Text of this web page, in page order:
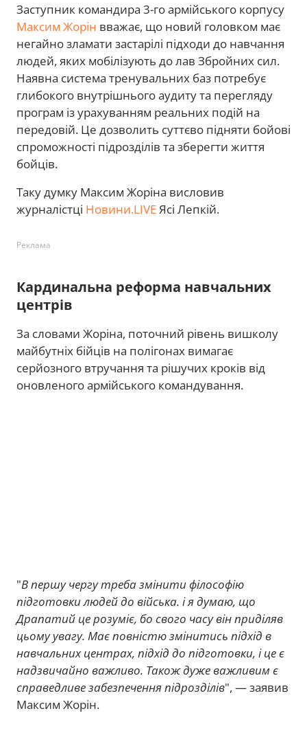
Заступник командира 3-го армійського корпусу
Максим Жорін вважає, що новий головком має
негайно зламати застарілі підходи до навчання
людей, яких мобілізують до лав Збройних сил.
Наявна система тренувальних баз потребує
глибокого внутрішнього аудиту та перегляду
програм із урахуванням реальних подій на
передовій. Це дозволить суттєво підняти бойові
спроможності підрозділів та зберегти життя
бойців.
Таку думку Максим Жоріна висловив
журналістці Новини.LIVE Ясі Лепкій.
Реклама
Кардинальна реформа навчальних
центрів
За словами Жоріна, поточний рівень вишколу
майбутніх бійців на полігонах вимагає
серйозного втручання та рішучих кроків від
оновленого армійського командування.
"В першу чергу треба змінити філософію
підготовки людей до війська. і я думаю, що
Драпатий це розуміє, бо свого часу він приділяв
цьому увагу. Має повністю змінитись підхід в
навчальних центрах, підхід до підготовки, і це є
надзвичайно важливо. Також дуже важливим є
справедливе забезпечення підрозділів", — заявив
Максим Жорін.